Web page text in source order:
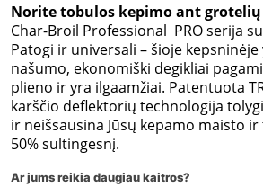
Norite tobulos kepimo ant
Char-Broil Professional PRO serija
Patogi ir universali – šioje
našumo, ekonomiški degikliai
plieno ir yra ilgaamžiai. Patentuota
karščio deflektorių technologija
ir neišsausina Jūsų kepamo maisto
50%sultingesnį.
Ar jums reikia daugiau kaitros?